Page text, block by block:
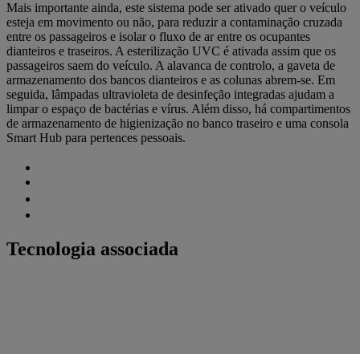
Mais importante ainda, este sistema pode ser ativado quer o veículo
esteja em movimento ou não, para reduzir a contaminação cruzada
entre os passageiros e isolar o fluxo de ar entre os ocupantes
dianteiros e traseiros. A esterilização UVC é ativada assim que os
passageiros saem do veículo. A alavanca de controlo, a gaveta de
armazenamento dos bancos dianteiros e as colunas abrem-se. Em
seguida, lâmpadas ultravioleta de desinfeção integradas ajudam a
limpar o espaço de bactérias e vírus. Além disso, há compartimentos
de armazenamento de higienização no banco traseiro e uma consola
Smart Hub para pertences pessoais.
Tecnologia associada